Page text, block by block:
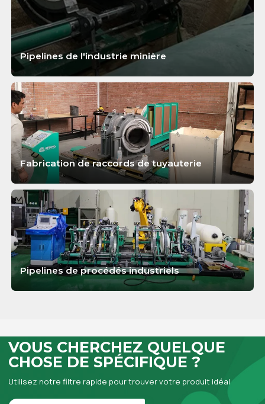
Pipelines de l'industrie minière
APPRENDRE ENCORE PLUS
Fabrication de raccords de tuyauterie
APPRENDRE ENCORE PLUS
Pipelines de procédés industriels
VOUS CHERCHEZ QUELQUE
CHOSE DE SPÉCIFIQUE ?
Utilisez notre filtre rapide pour trouver votre produit idéal